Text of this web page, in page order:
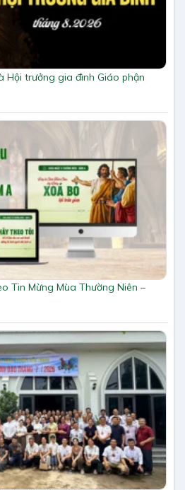
Hội trưởng gia đình Giáo phận
Tin Mừng Mùa Thường Niên –